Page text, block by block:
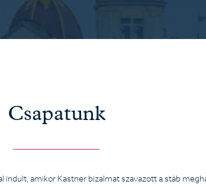
Csapatunk
indult, amikor Kastner bizalmat szavazott a stáb